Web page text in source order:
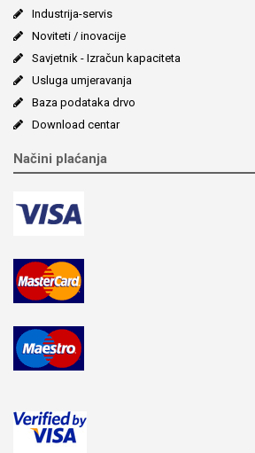
Industrija-servis
Noviteti / inovacije
Savjetnik - Izračun kapaciteta
Usluga umjeravanja
Baza podataka drvo
Download centar
Načini plaćanja